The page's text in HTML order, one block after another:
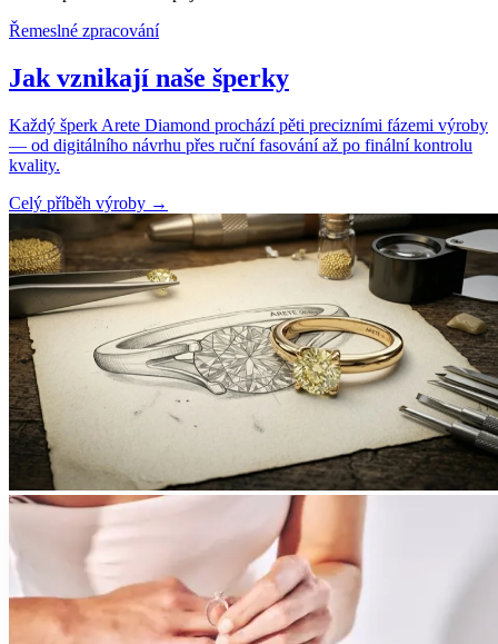
Řemeslné zpracování
Jak vznikají naše šperky
Každý šperk Arete Diamond prochází pěti precizními fázemi výroby
— od digitálního návrhu přes ruční fasování až po finální kontrolu
kvality.
Celý příběh výroby →